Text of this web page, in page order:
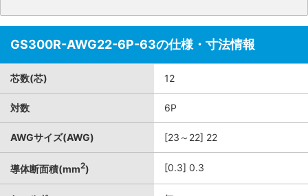
GS300R-AWG22-6P-63の仕様・寸法情報
芯数(芯) 12
対数 6P
AWGサイズ(AWG) [23～22] 22
導体断面積(mm2) [0.3] 0.3